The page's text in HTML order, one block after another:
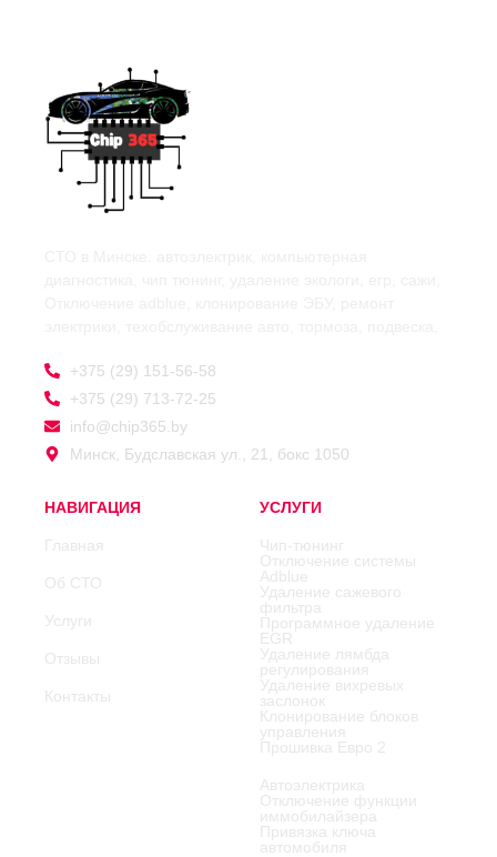
+375 (29) 151-56-58
+375 (29) 713-72-25
info@chip365.by
Минск, Будславская ул., 21, бокс 1050
НАВИГАЦИЯ
Главная
Об СТО
Услуги
Отзывы
Контакты
УСЛУГИ
Чип-тюнинг
Отключение системы
Adblue
Удаление сажевого
фильтра
Программное удаление
EGR
Удаление лямбда
регулирования
Удаление вихревых
заслонок
Клонирование блоков
управления
Прошивка Евро 2
Автоэлектрика
Отключение функции
иммобилайзера
Привязка ключа
автомобиля